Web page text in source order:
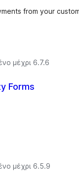
from your
μέχρι 6.7.6
Forms
μέχρι 6.5.9